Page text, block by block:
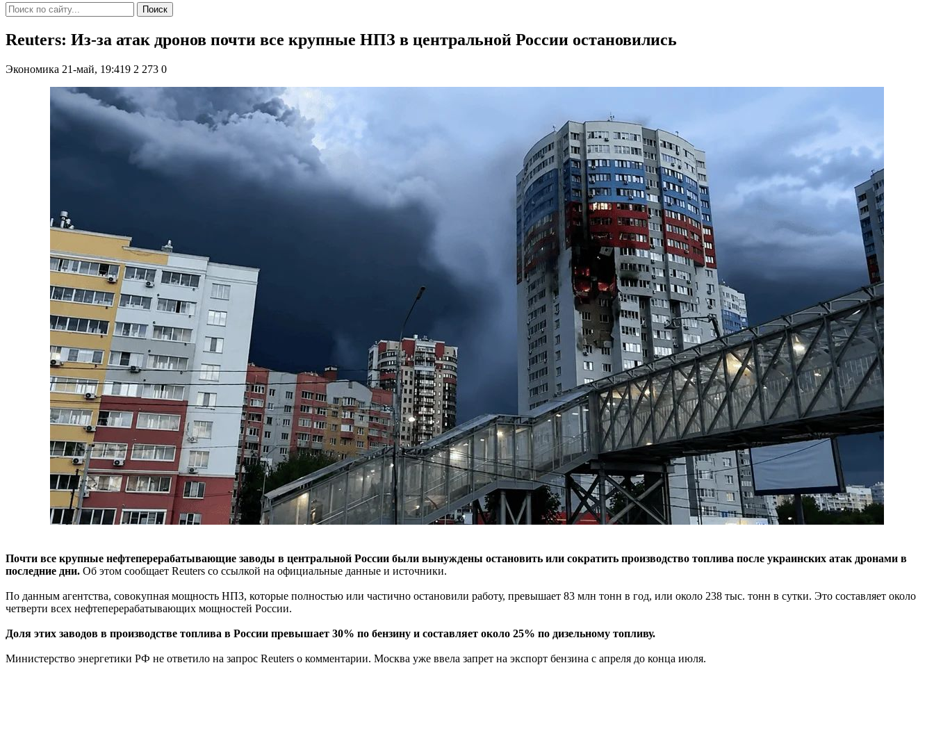
Поиск
Reuters: Из-за атак дронов почти все крупные НПЗ в центральной России остановились
Экономика 21-май, 19:419 2 273 0
Почти все крупные нефтеперерабатывающие заводы в центральной России были вынуждены остановить или сократить производство топлива после украинских атак дронами в
последние дни. Об этом сообщает Reuters со ссылкой на официальные данные и источники.
По данным агентства, совокупная мощность НПЗ, которые полностью или частично остановили работу, превышает 83 млн тонн в год, или около 238 тыс. тонн в сутки. Это составляет около
четверти всех нефтеперерабатывающих мощностей России.
Доля этих заводов в производстве топлива в России превышает 30% по бензину и составляет около 25% по дизельному топливу.
Министерство энергетики РФ не ответило на запрос Reuters о комментарии. Москва уже ввела запрет на экспорт бензина с апреля до конца июля.